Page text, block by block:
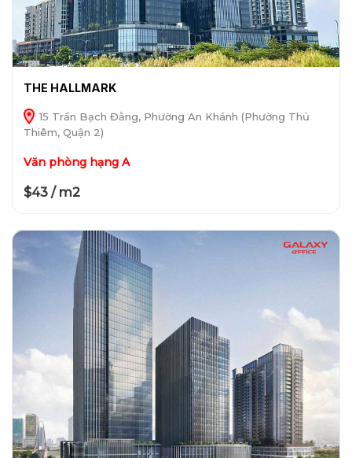
THE HALLMARK
15 Trần Bạch Đằng, Phường An Khánh (Phường Thủ
Thiêm, Quận 2)
Văn phòng hạng A
$43 / m2